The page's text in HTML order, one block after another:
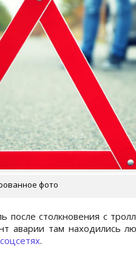
фото
после столкновения с
аварии там находились
соцсетях.